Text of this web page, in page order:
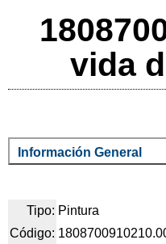
vida
Información General
Tipo: Pintura
Código: